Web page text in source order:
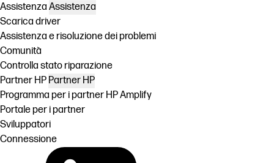
Assistenza Assistenza
Scarica driver
Assistenza e risoluzione dei problemi
Comunità
Controlla stato riparazione
Partner HP Partner HP
Programma per i partner HP Amplify
Portale per i partner
Sviluppatori
Connessione